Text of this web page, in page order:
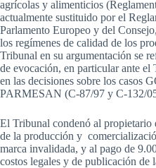
agrícolas y alimenticios
actualmente sustituido por el
Parlamento Europeo y del
los regímenes de calidad de los
Tribunal en su argumentación se
de evocación, en particular ante
en las decisiones sobre los
PARMESAN (C-87/97 y C-132/
El Tribunal condenó al
de la producción y
marca invalidada, y al pago de
costos legales y de publicación de